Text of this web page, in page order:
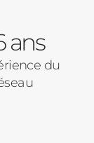
ans
du